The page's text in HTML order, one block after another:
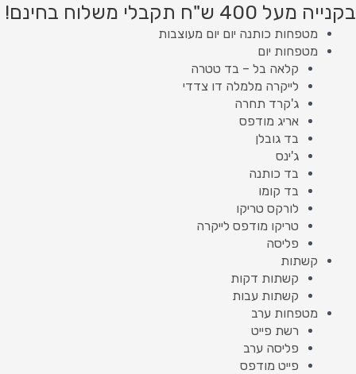
דילוג
לתוכן
בקנייה מעל 400 ש"ח תקבלי משלוח בחינם!
מטפחות כותנה יום יום מעוצבות
מטפחות יום
קלאה בל – בד טטרה
לייקרה מלמלה דו צדדי
ג'קרד תחרה
אריג מודפס
בד גובלן
ג'ינס
בד כותנה
בד קומו
לורקס טריקו
טריקו מודפס לייקרה
פליסה
קשתות
קשתות דקות
קשתות עבות
מטפחות ערב
רשת פייט
פליסה ערב
פייט מודפס
Products
search
Products
search